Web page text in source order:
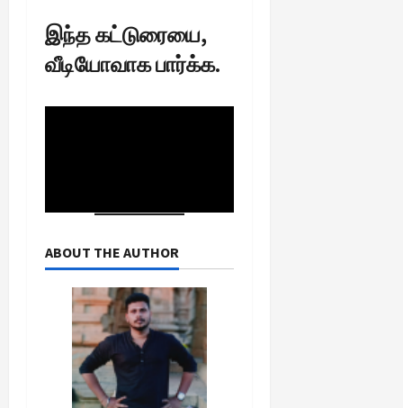
இந்த கட்டுரையை,
வீடியோவாக பார்க்க.
ABOUT THE AUTHOR